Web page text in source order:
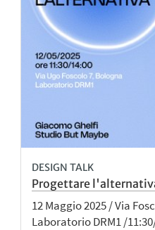
DESIGN TALK
Progettare
12 Maggio 2025 / Via
Laboratorio DRM1 /